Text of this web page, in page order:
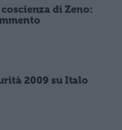
di Zeno:
2009 su Italo